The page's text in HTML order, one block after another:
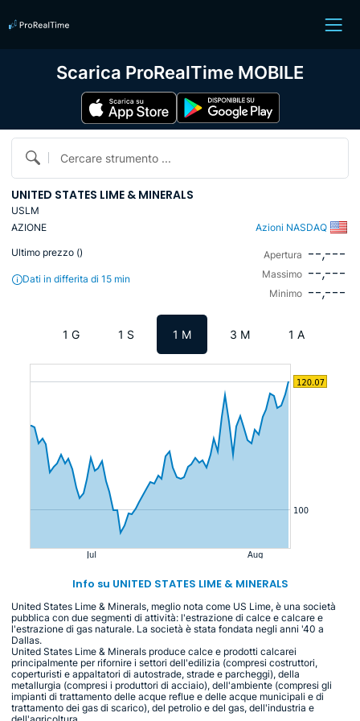
Cercare strumento ...
UNITED STATES LIME & MINERALS
USLM
AZIONE
Azioni NASDAQ
Ultimo prezzo ()
Dati in differita di 15 min
Apertura --,---
Massimo --,---
Minimo --,---
1 G 1 S 1 M 3 M 1 A
Info su UNITED STATES LIME & MINERALS
United States Lime & Minerals, meglio nota come US Lime, è una società
pubblica con due segmenti di attività: l'estrazione di calce e calcare e
l'estrazione di gas naturale. La società è stata fondata negli anni '40 a
Dallas.
United States Lime & Minerals produce calce e prodotti calcarei
principalmente per rifornire i settori dell'edilizia (compresi costruttori,
coperturisti e appaltatori di autostrade, strade e parcheggi), della
metallurgia (compresi i produttori di acciaio), dell'ambiente (compresi gli
impianti di trattamento delle acque reflue e delle acque municipali e di
trattamento dei gas di scarico), del petrolio e del gas, dell'industria e
Scarica ProRealTime MOBILE